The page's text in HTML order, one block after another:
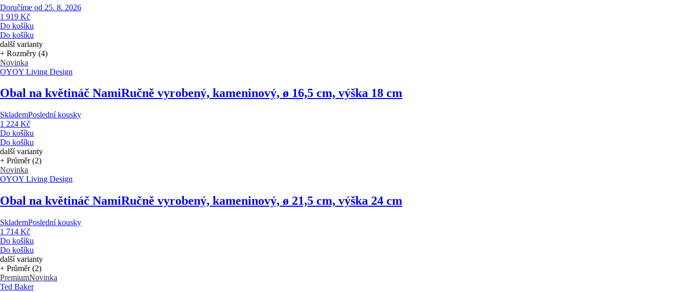
Doručíme od 25. 8. 2026
1 919 Kč
Do košíku
Do košíku
další varianty
+ Rozměry (4)
Novinka
OYOY Living Design
Obal na květináč NamiRučně vyrobený, kameninový, ø 16,5 cm, výška 18 cm
SklademPoslední kousky
1 224 Kč
Do košíku
Do košíku
další varianty
+ Průměr (2)
Novinka
OYOY Living Design
Obal na květináč NamiRučně vyrobený, kameninový, ø 21,5 cm, výška 24 cm
SklademPoslední kousky
1 714 Kč
Do košíku
Do košíku
další varianty
+ Průměr (2)
PremiumNovinka
Ted Baker